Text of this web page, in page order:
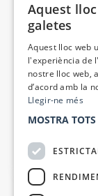
Valora
Aquest
galetes
Aquest lloc web
l'experiència de
nostre lloc web,
d’acord amb la
Llegir-ne més
MOSTRA